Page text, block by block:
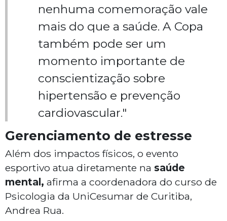
nenhuma comemoração vale
mais do que a saúde. A Copa
também pode ser um
momento importante de
conscientização sobre
hipertensão e prevenção
cardiovascular."
Gerenciamento de estresse
Além dos impactos físicos, o evento
esportivo atua diretamente na saúde
mental, afirma a coordenadora do curso de
Psicologia da UniCesumar de Curitiba,
Andrea Rua.